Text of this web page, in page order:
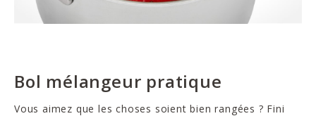
Bol mélangeur pratique
Vous aimez que les choses soient bien rangées ? Fini